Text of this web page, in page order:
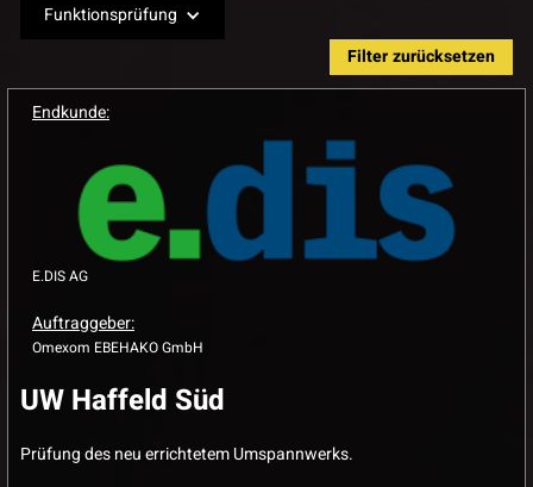
Funktionsprüfung
Filter zurücksetzen
Endkunde:
E.DIS AG
Auftraggeber:
Omexom EBEHAKO GmbH
UW Haffeld Süd
Prüfung des neu errichtetem Umspannwerks.